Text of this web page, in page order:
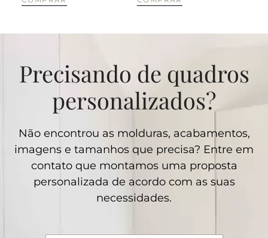
Precisando de quadros
personalizados?
Não encontrou as molduras, acabamentos,
imagens e tamanhos que precisa? Entre em
contato que montamos uma proposta
personalizada de acordo com as suas
necessidades.